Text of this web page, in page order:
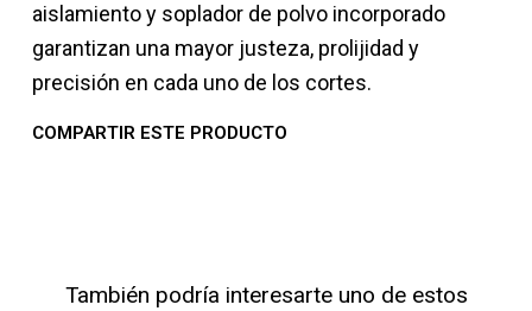
aislamiento y soplador de polvo incorporado
garantizan una mayor justeza, prolijidad y
precisión en cada uno de los cortes.
COMPARTIR ESTE PRODUCTO
También podría interesarte uno de estos